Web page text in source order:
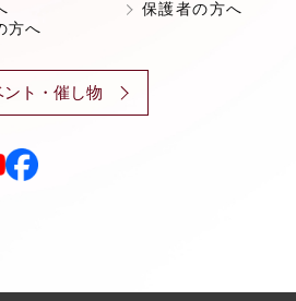
保護者の方へ
方へ
ト・催し物